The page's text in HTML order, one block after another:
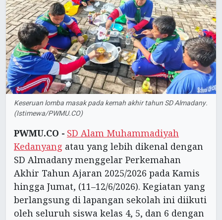
Keseruan lomba masak pada kemah akhir tahun SD Almadany.
(Istimewa/PWMU.CO)
PWMU.CO - SD Alam Muhammadiyah
Kedanyang atau yang lebih dikenal dengan
SD Almadany menggelar Perkemahan
Akhir Tahun Ajaran 2025/2026 pada Kamis
hingga Jumat, (11–12/6/2026). Kegiatan yang
berlangsung di lapangan sekolah ini diikuti
oleh seluruh siswa kelas 4, 5, dan 6 dengan